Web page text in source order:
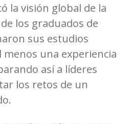
la visión global de la
los graduados de
sus estudios
una experiencia
así a líderes
los retos de un